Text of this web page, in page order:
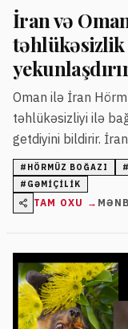
İran və
təhlükəsizlik
Oman ilə İran
təhlükəsizliyi ilə
getdiyini bildirir.
açılmasına təsir
# HÖRMÜZ BOĞAZI #
# GƏMIÇILIK
TAM OXU →